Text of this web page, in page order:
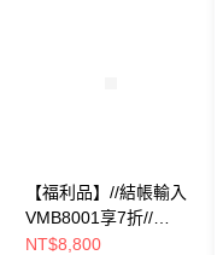
【福利品】//結帳輸入
VMB8001享7折//
Vermicular琺瑯鑄鐵鍋
NT$8,800